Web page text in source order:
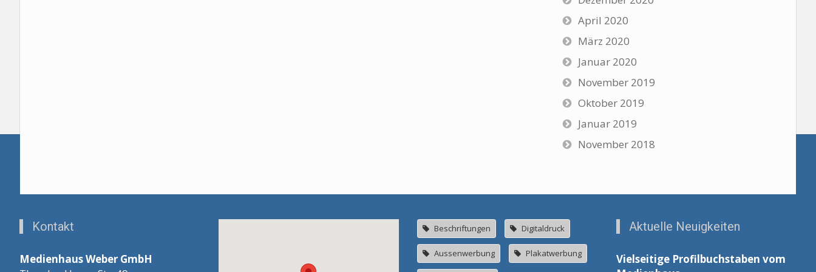
April 2020
März 2020
Januar 2020
November 2019
Oktober 2019
Januar 2019
November 2018
Kontakt
Medienhaus Weber GmbH
Beschriftungen Digitaldruck
Aussenwerbung Plakatwerbung
Aktuelle Neuigkeiten
Vielseitige Profilbuchstaben vom